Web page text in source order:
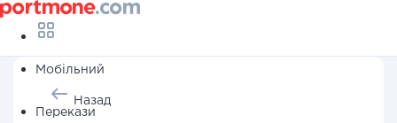
Мобільний
Перекази
Назад